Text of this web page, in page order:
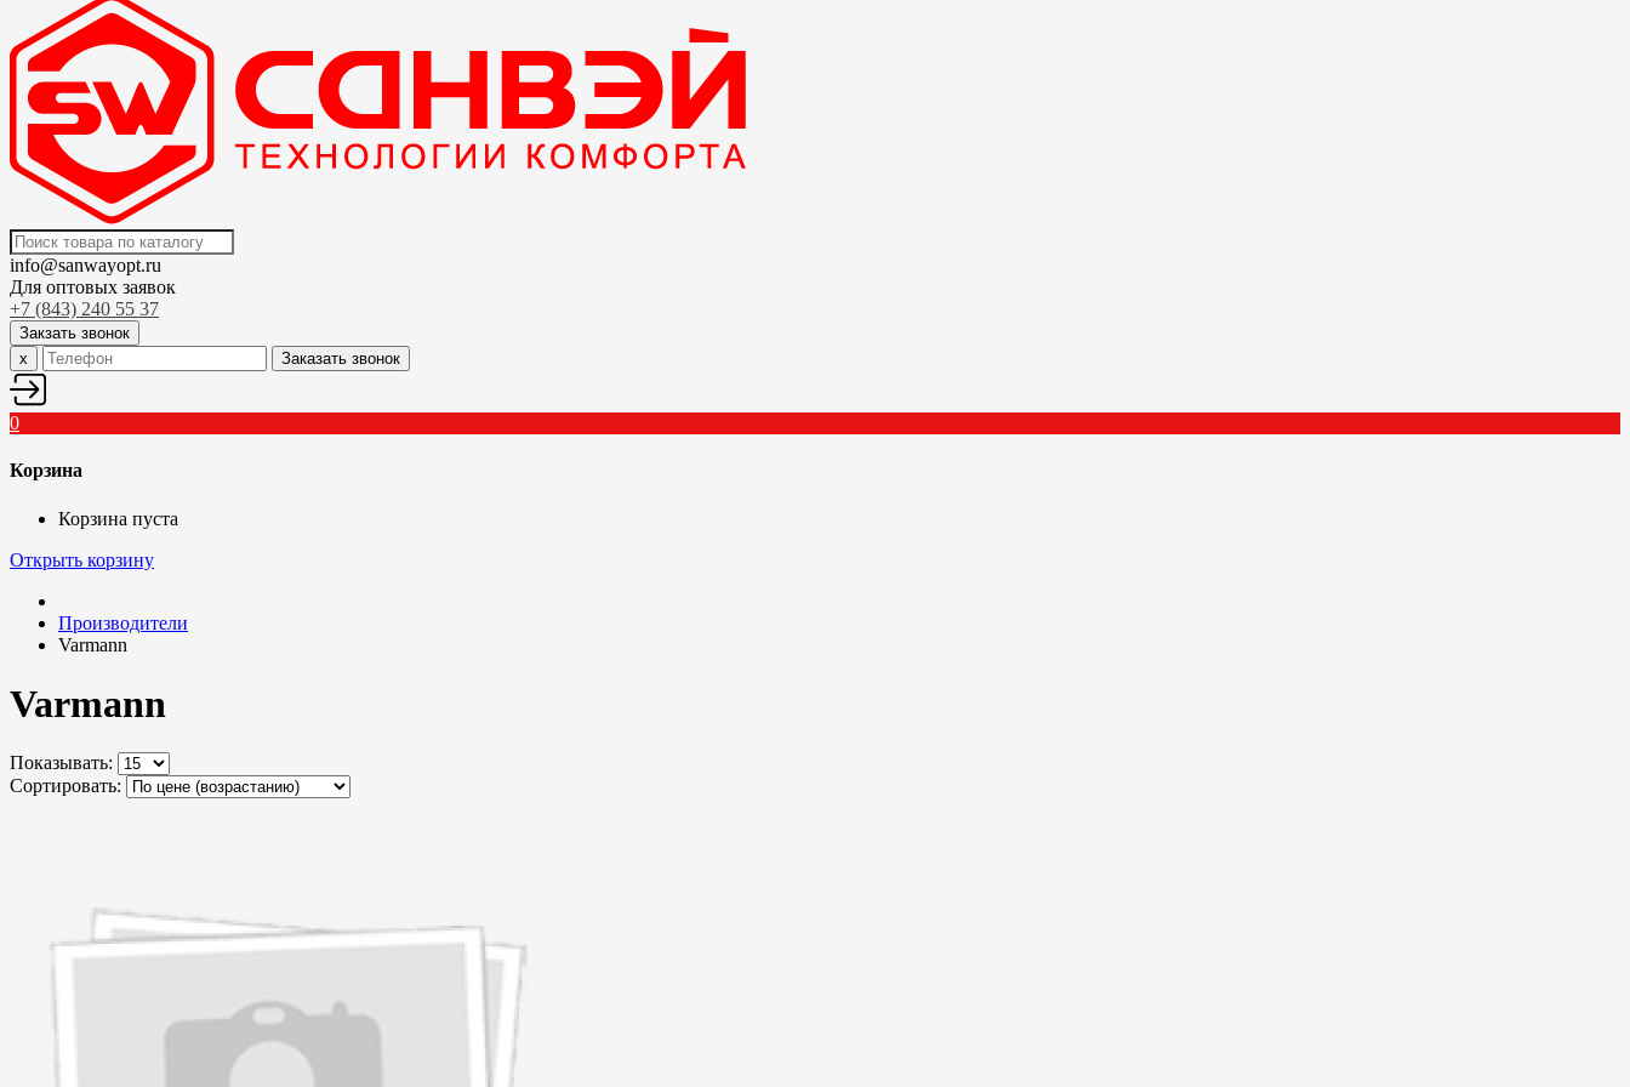
info@sanwayopt.ru
Для оптовых заявок
+7 (843) 240 55 37
Закзать звонок
x
Заказать звонок
0
Корзина
Корзина пуста
Открыть корзину
Производители
Varmann
Varmann
Показывать:
Сортировать: